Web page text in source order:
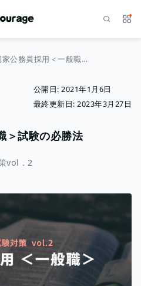
サ
国家公務員採用＜一般職＞試験の必勝法
公開日: 2021年1月6日
最終更新日: 2023年3月27日
＞試験の必勝法
vol．2